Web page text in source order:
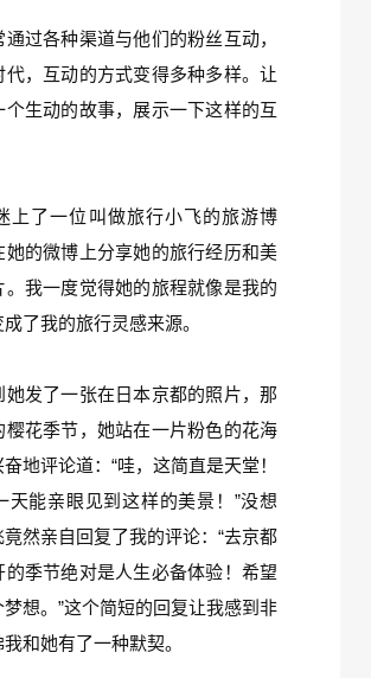
过各种渠道与他们的粉丝互动，
代，互动的方式变得多种多样。让
个生动的故事，展示一下这样的互
上了一位叫做旅行小飞的旅游博
她的微博上分享她的旅行经历和美
。我一度觉得她的旅程就像是我的
了我的旅行灵感来源。
她发了一张在日本京都的照片，那
樱花季节，她站在一片粉色的花海
地评论道：“哇，这简直是天堂！
天能亲眼见到这样的美景！”没想
然亲自回复了我的评论：“去京都
的季节绝对是人生必备体验！希望
想。”这个简短的回复让我感到非
和她有了一种默契。